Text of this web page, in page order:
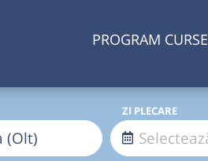
PROGRAM CURSE
ZI PLECARE